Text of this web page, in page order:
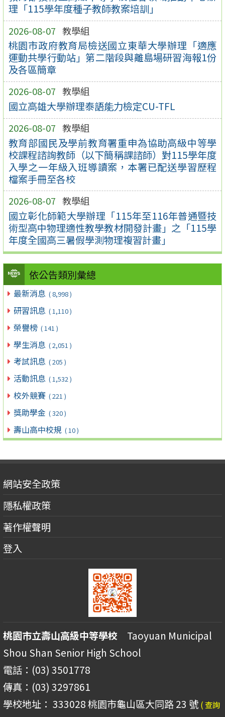
理「115學年度種子教師教案培訓」
2026-08-07 教學組
桃園市政府教育局檢送國立東華大學辦理「適應
運動共學行動站」第二階段與離島場研習海報1份
及各區簡章
2026-08-07 教學組
國立高雄大學辦理泰語能力檢定CU-TFL
2026-08-07 教學組
教育部國民及學前教育署重申為協助高級中等學
校課程諮詢教師（以下簡稱課諮師）對115學年度
入學之一年級入班導讀案，本署已配送學習歷程
檔案手冊至各校
2026-08-07 教學組
國立彰化師範大學辦理「115年至116年普通暨技
術型高中物理適性教學教材開發計畫」之「115學
年度全國高三暑假學測物理複習計畫」
依公告類別彙總
最新消息 ( 8,998 )
研習訊息 ( 1,110 )
榮譽榜 ( 141 )
學生消息 ( 2,051 )
考試訊息 ( 205 )
活動訊息 ( 1,532 )
校外競賽 ( 221 )
獎助學金 ( 320 )
壽山高中校規 ( 10 )
網站安全政策
隱私權政策
著作權聲明
登入
桃園市立壽山高級中等學校 Taoyuan Municipal
Shou Shan Senior High School
電話：(03) 3501778
傳真：(03) 3297861
學校地址： 333028 桃園市龜山區大同路 23 號 ( 查詢